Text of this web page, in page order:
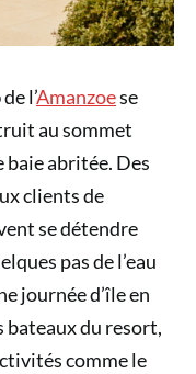
de l’Amanzoese
au sommet
baie abritée. Des
clients de
se détendre
pas de l’eau
journée d’île en
bateaux du resort,
comme le